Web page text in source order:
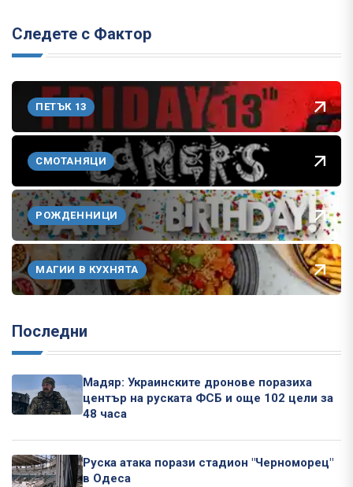
Следете с Фактор
ПЕТЪК 13
СМОТАНЯЦИ
РОЖДЕННИЦИ
МАГИИ В КУХНЯТА
Последни
Мадяр: Украинските дронове поразиха
център на руската ФСБ и още 102 цели за
48 часа
Руска атака порази стадион "Черноморец"
в Одеса